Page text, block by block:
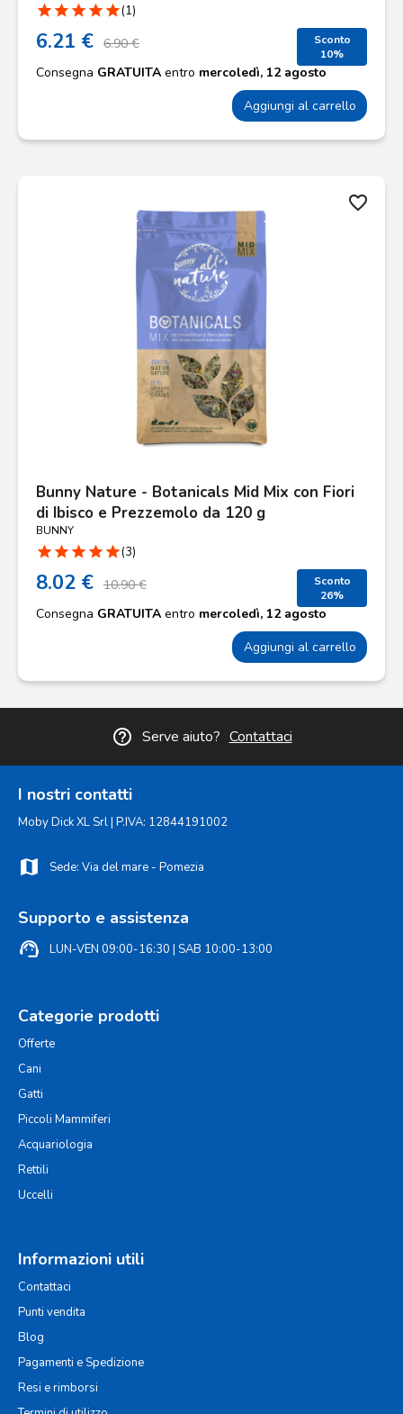
star star star star star(1)
6.21 € 6.90 €
Sconto
10%
Consegna GRATUITA entro mercoledì, 12 agosto
Aggiungi al carrello
favorite_border
Bunny Nature - Botanicals Mid Mix con Fiori
di Ibisco e Prezzemolo da 120 g
BUNNY
star star star star star(3)
8.02 € 10.90 €
Sconto
26%
Consegna GRATUITA entro mercoledì, 12 agosto
Aggiungi al carrello
help_outline Serve aiuto? Contattaci
I nostri contatti
Moby Dick XL Srl | P.IVA: 12844191002
map Sede: Via del mare - Pomezia
Supporto e assistenza
support_agent LUN-VEN 09:00-16:30 | SAB 10:00-13:00
Categorie prodotti
Offerte
Cani
Gatti
Piccoli Mammiferi
Acquariologia
Rettili
Uccelli
Informazioni utili
Contattaci
Punti vendita
Blog
Pagamenti e Spedizione
Resi e rimborsi